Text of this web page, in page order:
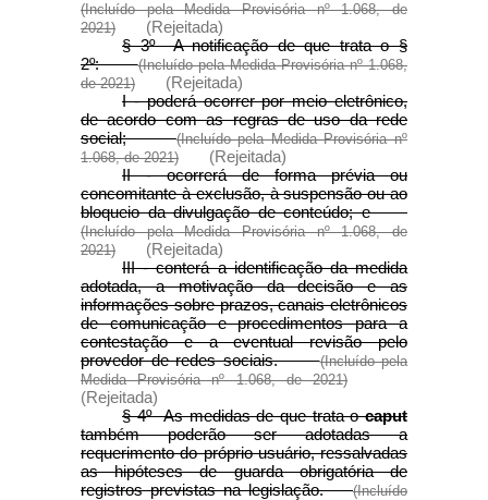
(Incluído pela Medida Provisória nº 1.068, de
2021)
(Rejeitada)
§ 3º A notificação de que trata o §
2º:(Incluído pela Medida Provisória nº 1.068,
de 2021)
(Rejeitada)
I - poderá ocorrer por meio eletrônico,
de acordo com as regras de uso da rede
social;(Incluído pela Medida Provisória nº
1.068, de 2021)
(Rejeitada)
II - ocorrerá de forma prévia ou
concomitante à exclusão, à suspensão ou ao
bloqueio da divulgação de conteúdo; e
(Incluído pela Medida Provisória nº 1.068, de
2021)
(Rejeitada)
III - conterá a identificação da medida
adotada, a motivação da decisão e as
informações sobre prazos, canais eletrônicos
de comunicação e procedimentos para a
contestação e a eventual revisão pelo
provedor de redes sociais.(Incluído pela
Medida Provisória nº 1.068, de 2021)
(Rejeitada)
§ 4º As medidas de que trata ocaput
também poderão ser adotadas a
requerimento do próprio usuário, ressalvadas
as hipóteses de guarda obrigatória de
registros previstas na legislação.(Incluído